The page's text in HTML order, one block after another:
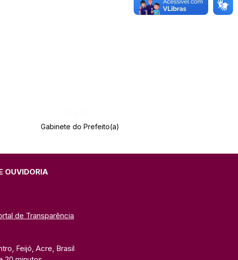
Gabinete do Prefeito(a)
OUVIDORIA
de Transparência
Feijó, Acre, Brasil